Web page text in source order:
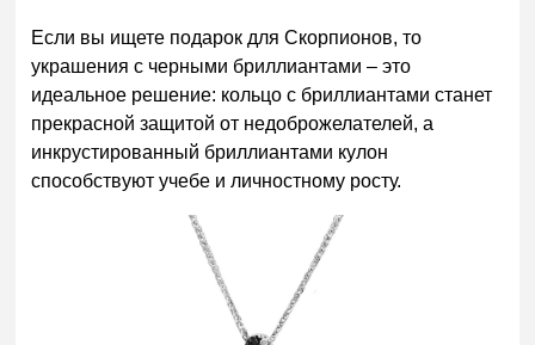
Если вы ищете подарок для Скорпионов, то
украшения с черными бриллиантами – это
идеальное решение: кольцо с бриллиантами станет
прекрасной защитой от недоброжелателей, а
инкрустированный бриллиантами кулон
способствуют учебе и личностному росту.